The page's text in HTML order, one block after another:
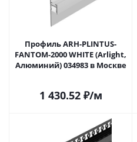
Профиль ARH-PLINTUS-
FANTOM-2000 WHITE (Arlight,
Алюминий) 034983 в Москве
1 430.52₽/м